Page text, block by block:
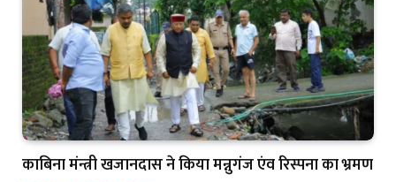
काबिना मंन्त्री खजानदास ने किया मन्नुगंज एंव रिस्पना का भ्रमण